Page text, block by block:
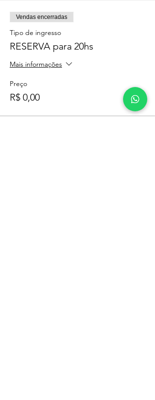
Vendas encerradas
Tipo de ingresso
RESERVA para 20hs
Mais informações
Preço
R$ 0,00